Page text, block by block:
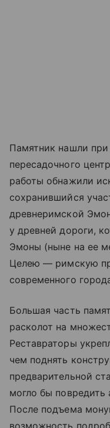
Памятник нашли при
пересадочного
работы обнажили
сохранившийся
древнеримской
у древней дороги,
Эмоны (ныне на ее
Целею — римскую
современного
Большая часть
расколот на
Реставраторы
чем поднять
предварительной
могло бы повредить
После подъема
возможность